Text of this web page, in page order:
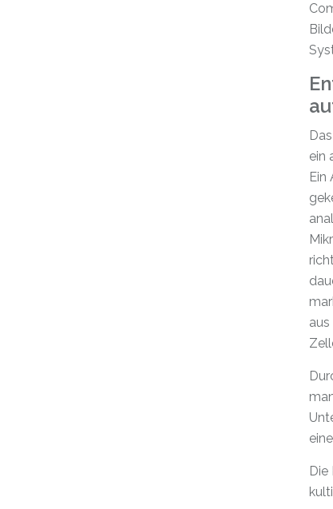
ein
Ein